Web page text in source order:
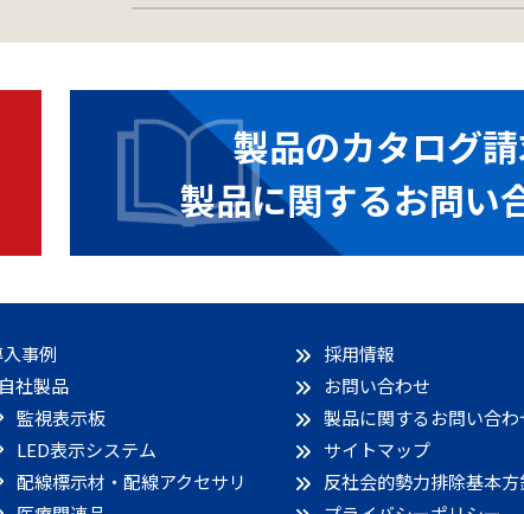
製品のカタログ
製品に関するお問い
事例
自社製品
監視表示板
LED表示システム
配線標示材・配線アクセサリ
採用情報
お問い合わせ
製品に関するお問い合わ
サイトマップ
反社会的勢力排除基本方